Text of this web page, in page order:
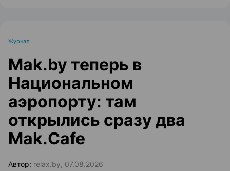
Журнал
Mak.by теперь в
Национальном
аэропорту: там
открылись сразу два
Mak.Cafe
Автор: relax.by, 07.08.2026